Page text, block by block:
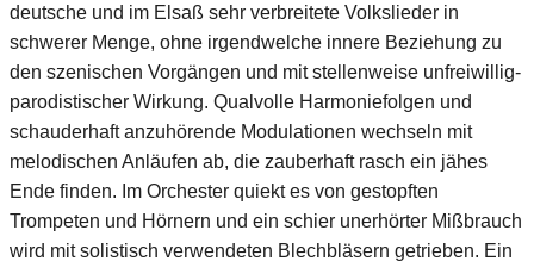
deutsche und im Elsaß sehr verbreitete Volkslieder in
schwerer Menge, ohne irgendwelche innere Beziehung zu
den szenischen Vorgängen und mit stellenweise unfreiwillig-
parodistischer Wirkung. Qualvolle Harmoniefolgen und
schauderhaft anzuhörende Modulationen wechseln mit
melodischen Anläufen ab, die zauberhaft rasch ein jähes
Ende finden. Im Orchester quiekt es von gestopften
Trompeten und Hörnern und ein schier unerhörter Mißbrauch
wird mit solistisch verwendeten Blechbläsern getrieben. Ein